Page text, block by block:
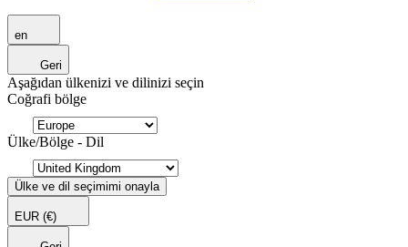
en
Geri
Aşağıdan ülkenizi ve dilinizi seçin
Coğrafi bölge
Ülke/Bölge - Dil
Ülke ve dil seçimimi onayla
EUR (€)